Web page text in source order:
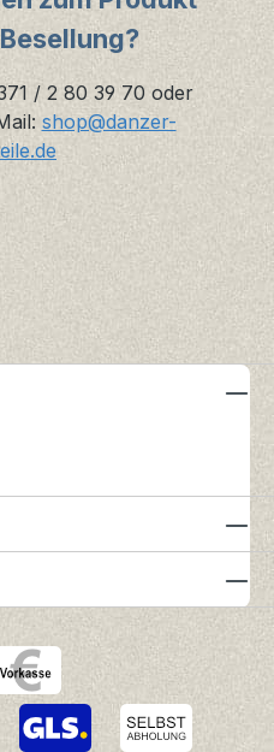
/ 2 80 39 70 oder
shop@danzer-